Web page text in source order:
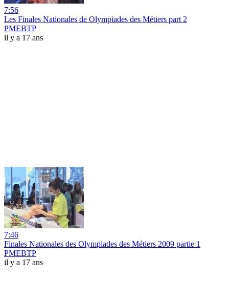
7:56
Les Finales Nationales de Olympiades des Métiers part 2
PMEBTP
il y a 17 ans
7:46
Finales Nationales des Olympiades des Métiers 2009 partie 1
PMEBTP
il y a 17 ans